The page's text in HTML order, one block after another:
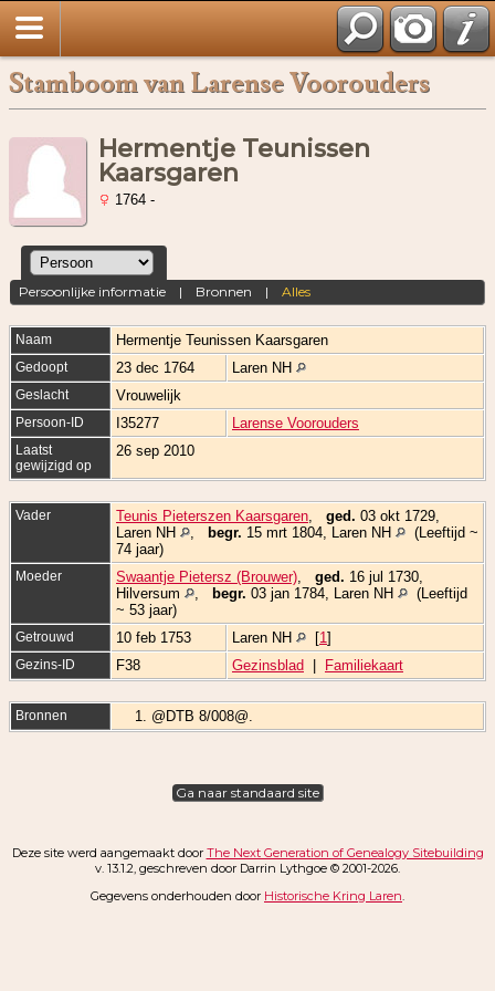
Stamboom van Larense Voorouders
Hermentje Teunissen
Kaarsgaren
1764 -
Persoonlijke informatie | Bronnen |Alles
Naam Hermentje Teunissen Kaarsgaren
Gedoopt 23 dec 1764 Laren NH
Geslacht Vrouwelijk
Persoon-ID I35277 Larense Voorouders
Laatst
gewijzigd op
26 sep 2010
Vader Teunis Pieterszen Kaarsgaren ged. 03 okt 1729,
Laren NH
begr. 15 mrt 1804, Laren NH
(Leeftijd ~
74 jaar)
Moeder Swaantje Pietersz (Brouwer) ged. 16 jul 1730,
Hilversum
begr. 03 jan 1784, Laren NH
(Leeftijd
~ 53 jaar)
Getrouwd 10 feb 1753 Laren NH [1 ]
Gezins-ID F38 Gezinsblad Familiekaart
Bronnen @DTB 8/008@.
Ga naar standaard site
Deze site werd aangemaakt door The Next Generation of Genealogy Sitebuilding
v. 13.1.2, geschreven door Darrin Lythgoe © 2001-2026.
Gegevens onderhouden door Historische Kring Laren.